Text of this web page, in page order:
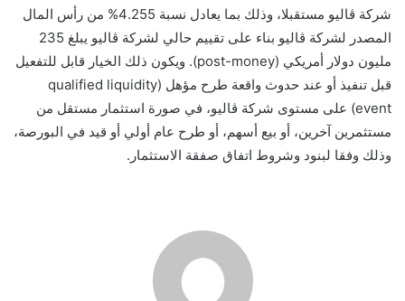
شركة ڨاليو مستقبلا، وذلك بما يعادل نسبة 4.255% من رأس المال
المصدر لشركة ڨاليو بناء على تقييم حالي لشركة ڨاليو يبلغ 235
مليون دولار أمريكي (post-money). ويكون ذلك الخيار قابل للتفعيل
قبل تنفيذ أو عند حدوث واقعة طرح مؤهل (
qualified liquidity
event
) على مستوى شركة ڨاليو، في صورة استثمار مستقل من
مستثمرين آخرين، أو بيع أسهم، أو طرح عام أولي أو قيد في البورصة،
وذلك وفقا لبنود وشروط اتفاق صفقة الاستثمار.